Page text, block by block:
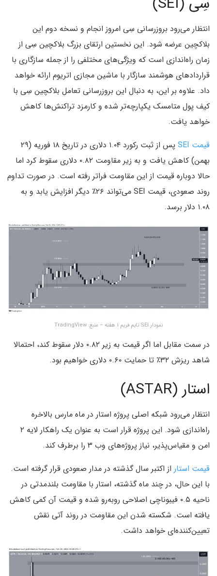
انتظار می‌رود بروزرسانی سِی امروز انجام و نسخه دوم این
بلاکچین عرضه شود. این نخستین ارتقای بزرگ بلاکچین سِی از
زمان راه‌اندازی است که ویژگی‌های مختلفی را از جمله سازگاری با
قراردادهای هوشمند سازگار با ماشین مجازی اتریوم ارائه خواهد
داد. علاوه بر این، به دنبال این بروزرسانی تعامل بلاکچین سِی با
کیف پول متامسک یکپارچه‌تر شده و کارمزد تراکنش‌ها کاهش
خواهد یافت.
قیمت SEI
پس از ثبت رکورد ۱.۰۴ دلاری در تاریخ ۱۸ فوریه (۲۹
بهمن) کاهش یافت و به زیر مقاومت ۰.۸۲ دلاری سقوط کرد اما
حالا دوباره قیمت از این مقاومت فراتر رفته است. در صورت تداوم
روند صعودی، قیمت SEI می‌تواند ۲۶٪ دیگر افزایش یابد و به
۱.۰۸ دلار برسد.
نمودار SEI تایم فریم ۱ هفته – منبع: TradingView
در سمت مقابل اما اگر قیمت به زیر ۰.۸۲ دلار سقوط کند، احتمالا
شاهد ریزش ۳۲٪ تا حمایت ۰.۶۰ دلاری خواهیم بود.
استار (ASTAR)
انتظار می‌رود شبکه اصلی پروژه استار در ماه مارس بالاخره
راه‌اندازی شود. این پروژه قرار است به عنوان یک راهکار لایه ۲
امن و مقیاس‌پذیر، نیاز پروژه‌های وب ۳ را برطرف کند.
قیمت استار از اکتبر سال گذشته در مدار صعودی قرار گرفته است.
با این حال، در چند ماه گذشته، استار با مقاومت بلندمدتی در
ناحیه ۰.۵ فیبوناچی اصلاحی روبه‌رو شده و قیمت آن کمی کاهش
یافته است. شکسته شدن این مقاومت در روند آتی نقش
تعیین‌کننده‌ای خواهد داشت.